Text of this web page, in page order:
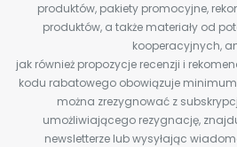
produktów, pakiety promocyjne,
produktów, a także materiały od
kooperacyjnych,
jak również propozycje recenzji i
kodu rabatowego obowiązuje
można zrezygnować z
umożliwiającego rezygnację,
newsletterze lub wysyłając